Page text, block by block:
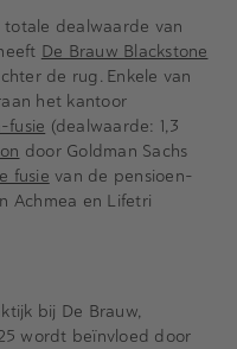
dealwaarde van
De Brauw Blackstone
de rug. Enkele van
het kantoor
fusie (dealwaarde: 1,3
door Goldman Sachs
fusie van de pensioen-
Achmea en Lifetri
bij De Brauw,
wordt beïnvloed door